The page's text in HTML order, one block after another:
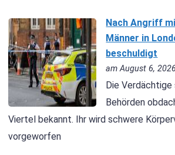
Nach Angriff
Männer in
beschuldigt
am August 6,
Die
Behörden
Viertel bekannt. Ihr wird schwere
vorgeworfen